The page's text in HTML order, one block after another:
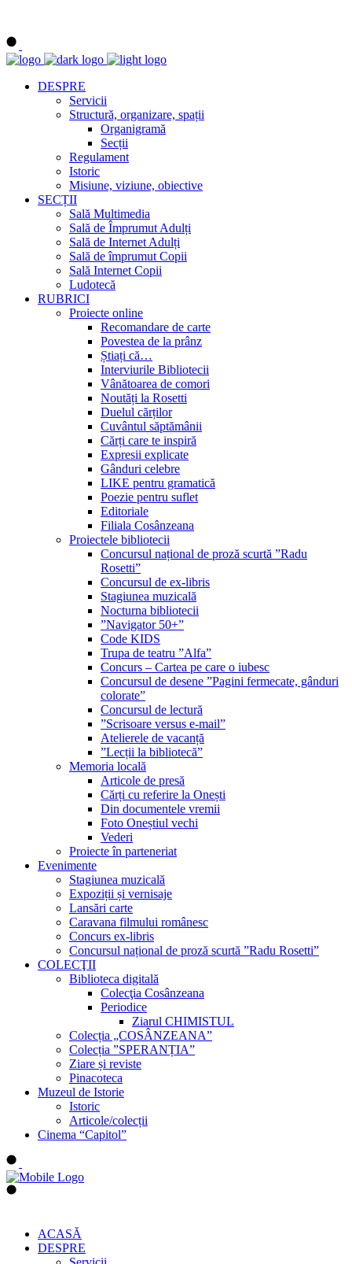
DESPRE
Servicii
Structură, organizare, spații
Organigramă
Secții
Regulament
Istoric
Misiune, viziune, obiective
SECȚII
Sală Multimedia
Sală de Împrumut Adulți
Sală de Internet Adulți
Sală de împrumut Copii
Sală Internet Copii
Ludotecă
RUBRICI
Proiecte online
Recomandare de carte
Povestea de la prânz
Știați că…
Interviurile Bibliotecii
Vânătoarea de comori
Noutăți la Rosetti
Duelul cărților
Cuvântul săptămânii
Cărți care te inspiră
Expresii explicate
Gânduri celebre
LIKE pentru gramatică
Poezie pentru suflet
Editoriale
Filiala Cosânzeana
Proiectele bibliotecii
Concursul național de proză scurtă ”Radu
Rosetti”
Concursul de ex-libris
Stagiunea muzicală
Nocturna bibliotecii
”Navigator 50+”
Code KIDS
Trupa de teatru ”Alfa”
Concurs – Cartea pe care o iubesc
Concursul de desene ”Pagini fermecate, gânduri
colorate”
Concursul de lectură
”Scrisoare versus e-mail”
Atelierele de vacanță
”Lecții la bibliotecă”
Memoria locală
Articole de presă
Cărți cu referire la Onești
Din documentele vremii
Foto Oneștiul vechi
Vederi
Proiecte în parteneriat
Evenimente
Stagiunea muzicală
Expoziții și vernisaje
Lansări carte
Caravana filmului românesc
Concurs ex-libris
Concursul național de proză scurtă ”Radu Rosetti”
COLECŢII
Biblioteca digitală
Colecţia Cosânzeana
Periodice
Ziarul CHIMISTUL
Colecția „COSÂNZEANA”
Colecția ”SPERANȚIA”
Ziare și reviste
Pinacoteca
Muzeul de Istorie
Istoric
Articole/colecții
Cinema “Capitol”
ACASĂ
DESPRE